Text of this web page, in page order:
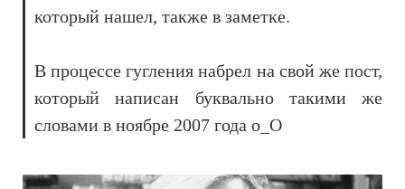
который нашел, также в заметке.
В процессе гугления набрел на свой же пост,
который написан буквально такими же
словами в ноябре 2007 года o_O